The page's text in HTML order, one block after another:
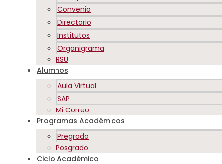
Convenio
Directorio
Institutos
Organigrama
RSU
Alumnos
Aula Virtual
SAP
Mi Correo
Programas Académicos
Pregrado
Posgrado
Ciclo Académico